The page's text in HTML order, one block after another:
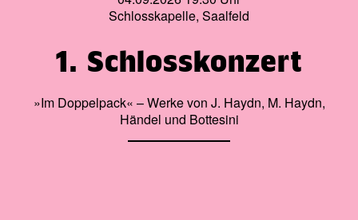
Schlosskapelle, Saalfeld
1. Schlosskonzert
»Im Doppelpack« – Werke von J. Haydn, M. Haydn,
Händel und Bottesini